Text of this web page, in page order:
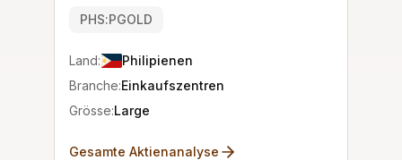
PHS:PGOLD
Land:
Philipienen
Branche:Einkaufszentren
Grösse:Large
Gesamte Aktienanalyse